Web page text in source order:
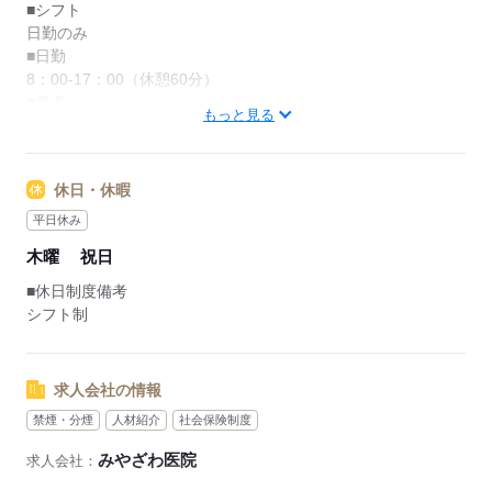
■シフト
日勤のみ
■日勤
8：00-17：00（休憩60分）
もっと見る
休日・休暇
平日休み
木曜 祝日
■休日制度備考
シフト制
求人会社の情報
禁煙・分煙 人材紹介 社会保険制度
求人会社： みやざわ医院